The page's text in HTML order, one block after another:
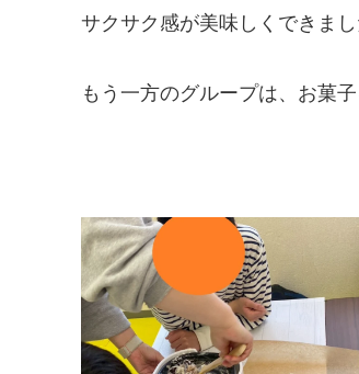
サクサク感が美味しくできまし
もう一方のグループは、お菓